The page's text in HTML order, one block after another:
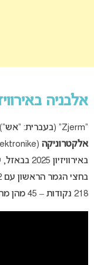
אלבניה באירוויזיון
“Zjerm” (בעברית: “אש”), הוא השיר שבוצע על ידי הצמד
אלקטרוניקה
218 נקודות – 45 מהן מהשופטים ו-173 מהקהל.